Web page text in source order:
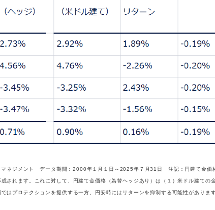
ネジメント データ期間：2000年１月１日～2025年７月31日 注記：円建て金価
されます。これに対して、円建て金価格（為替ヘッジあり）は（１）米ドル建ての
プロテクションを提供する一方、円安時にはリターンを抑制する可能性があります